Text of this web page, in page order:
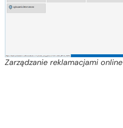
Zarządzanie reklamacjami online